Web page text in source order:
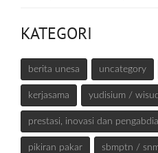
KATEGORI
berita unesa uncategory
kerjasama yudisium /
prestasi, inovasi dan
pikiran pakar sbmptn /